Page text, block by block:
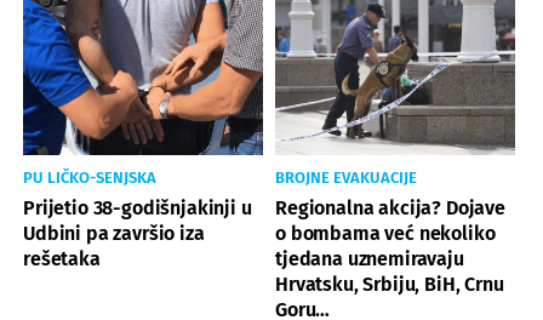
PU LIČKO-SENJSKA
Prijetio 38-godišnjakinji u
Udbini pa završio iza
rešetaka
BROJNE EVAKUACIJE
Regionalna akcija? Dojave
o bombama već nekoliko
tjedana uznemiravaju
Hrvatsku, Srbiju, BiH, Crnu
Goru…